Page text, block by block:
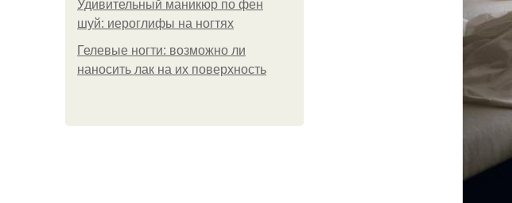
Удивительный маникюр по фен
шуй: иероглифы на ногтях
Гелевые ногти: возможно ли
наносить лак на их поверхность